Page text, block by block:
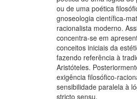
ou de uma poética
gnoseologia científica-
racionalista moderno.
concentra-se em
conceitos iniciais da
fazendo referência à
Aristóteles.
exigência filosófico-
sensibilidade paralela à
stricto sensu.